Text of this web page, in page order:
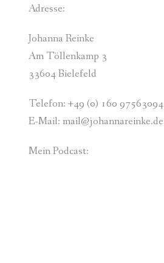
SEELENMANDALAS
ÜBER MICH
Adresse:
Johanna Reinke
Am Töllenkamp 3
33604 Bielefeld
Telefon: +49 (0) 160 97563094
E-Mail: mail@johannareinke.de
Mein Podcast: